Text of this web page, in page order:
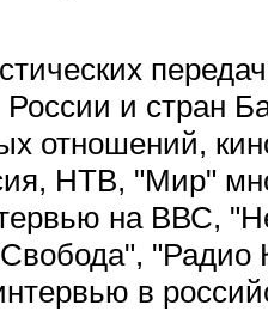
и стран
отношений,
НТВ, "Мир"
на ВВС,
"Радио
в